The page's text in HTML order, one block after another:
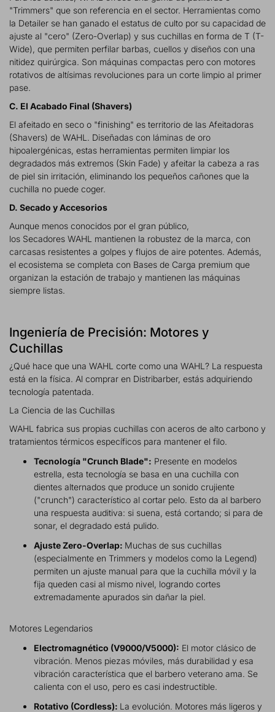
"Trimmers" que son referencia en el sector. Herramientas como
la Detailer se han ganado el estatus de culto por su capacidad de
ajuste al "cero" (Zero-Overlap) y sus cuchillas en forma de T (T-
Wide), que permiten perfilar barbas, cuellos y diseños con una
nitidez quirúrgica. Son máquinas compactas pero con motores
rotativos de altísimas revoluciones para un corte limpio al primer
pase.
C. El Acabado Final (Shavers)
El afeitado en seco o "finishing" es territorio de las Afeitadoras
(Shavers) de WAHL. Diseñadas con láminas de oro
hipoalergénicas, estas herramientas permiten limpiar los
degradados más extremos (Skin Fade) y afeitar la cabeza a ras
de piel sin irritación, eliminando los pequeños cañones que la
cuchilla no puede coger.
D. Secado y Accesorios
Aunque menos conocidos por el gran público,
los Secadores WAHL mantienen la robustez de la marca, con
carcasas resistentes a golpes y flujos de aire potentes. Además,
el ecosistema se completa con Bases de Carga premium que
organizan la estación de trabajo y mantienen las máquinas
siempre listas.
Ingeniería de Precisión: Motores y
Cuchillas
¿Qué hace que una WAHL corte como una WAHL? La respuesta
está en la física. Al comprar en Distribarber, estás adquiriendo
tecnología patentada.
La Ciencia de las Cuchillas
WAHL fabrica sus propias cuchillas con aceros de alto carbono y
tratamientos térmicos específicos para mantener el filo.
Tecnología "Crunch Blade": Presente en modelos
estrella, esta tecnología se basa en una cuchilla con
dientes alternados que produce un sonido crujiente
("crunch") característico al cortar pelo. Esto da al barbero
una respuesta auditiva: si suena, está cortando; si para de
sonar, el degradado está pulido.
Ajuste Zero-Overlap: Muchas de sus cuchillas
(especialmente en Trimmers y modelos como la Legend)
permiten un ajuste manual para que la cuchilla móvil y la
fija queden casi al mismo nivel, logrando cortes
extremadamente apurados sin dañar la piel.
Motores Legendarios
Electromagnético (V9000/V5000): El motor clásico de
vibración. Menos piezas móviles, más durabilidad y esa
vibración característica que el barbero veterano ama. Se
calienta con el uso, pero es casi indestructible.
Rotativo (Cordless): La evolución. Motores más ligeros y